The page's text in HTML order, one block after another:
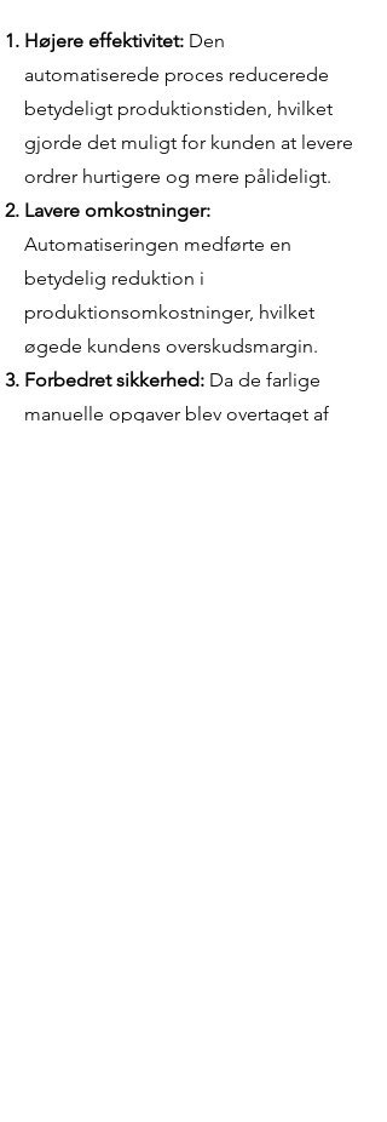
Højere effektivitet: Den
automatiserede proces reducerede
betydeligt produktionstiden, hvilket
gjorde det muligt for kunden at levere
ordrer hurtigere og mere pålideligt.
Lavere omkostninger:
Automatiseringen medførte en
betydelig reduktion i
produktionsomkostninger, hvilket
øgede kundens overskudsmargin.
Forbedret sikkerhed: Da de farlige
manuelle opgaver blev overtaget af